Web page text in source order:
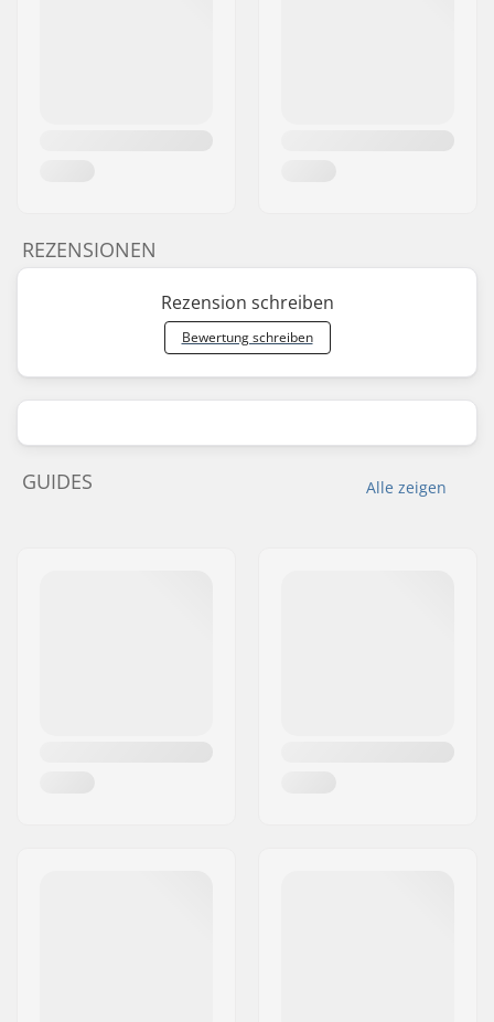
REZENSIONEN
Rezension schreiben
Bewertung schreiben
Alle zeigen
GUIDES